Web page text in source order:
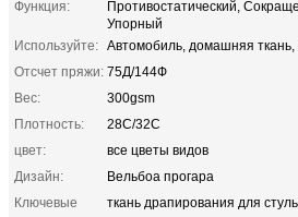
Функция:
Противостатический,
Упорный
Используйте: Автомобиль, домашняя
Отсчет пряжи: 75Д/144Ф
Вес:
300gsm
Плотность:
28С/32С
цвет:
все цветы видов
Дизайн:
Вельбоа прогара
Ключевые
ткань драпирования для